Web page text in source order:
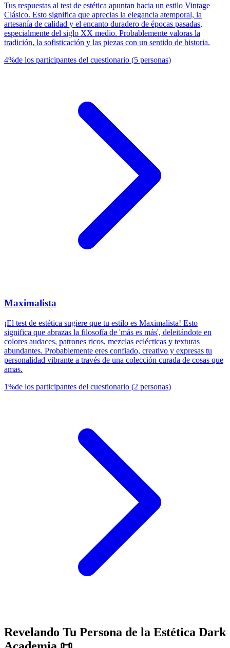
Tus respuestas al test de estética apuntan hacia un estilo Vintage
Clásico. Esto significa que aprecias la elegancia atemporal, la
artesanía de calidad y el encanto duradero de épocas pasadas,
especialmente del siglo XX medio. Probablemente valoras la
tradición, la sofisticación y las piezas con un sentido de historia.
4%de los participantes del cuestionario (5 personas)
Maximalista
¡El test de estética sugiere que tu estilo es Maximalista! Esto
significa que abrazas la filosofía de 'más es más', deleitándote en
colores audaces, patrones ricos, mezclas eclécticas y texturas
abundantes. Probablemente eres confiado, creativo y expresas tu
personalidad vibrante a través de una colección curada de cosas que
amas.
1%de los participantes del cuestionario (2 personas)
Revelando Tu Persona de la Estética Dark